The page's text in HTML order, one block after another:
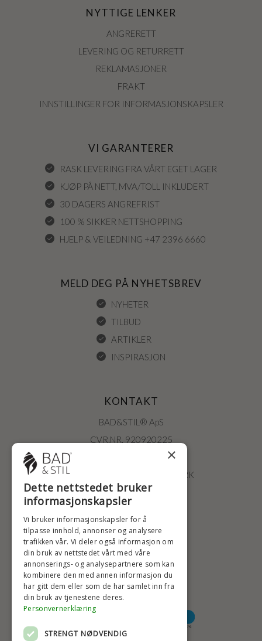
NYTTIGE LENKER
ANGRERETT
LEVERING OG RETURRETT
REKLAMASJONER
FRAKT
INNSTILLINGER FOR INFORMASJONSKAPSLER
VI GARANTERER
RASK LEVERING FRA VÅRT EGET LAGER
KJØP PÅ NETT, MVA/TOLL INKLUDERT
30 DAGERS ANGREFRIST
100 % SIKKER NETTSHOPPING
HJELP & VEILEDNING +47 2396 6660
MELD DEG PÅ NYHETSBREV
NYHETER
TILBUD
ARTIKLER
INSPIRASJON
KONTAKT
BAD&STIL® ApS
CVR.NR. 920920225
ØSTERBROGADE 202
2100 KØBENHAVN • DANMARK
+47 2396 6660
BADSTIL@BADSTIL.NO
HØYESTE KREDITTVURD
BETALINGSALTERNATIVER
×
Dette nettstedet bruker
informasjonskapsler
Vi bruker informasjonskapsler for å
tilpasse innhold, annonser og analysere
trafikken vår. Vi deler også informasjon om
din bruk av nettstedet vårt med våre
annonserings- og analysepartnere som kan
kombinere den med annen informasjon du
har gitt dem eller som de har samlet inn fra
din bruk av tjenestene deres.
Personvernerklæring
STRENGT NØDVENDIG